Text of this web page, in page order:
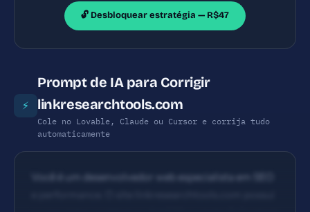
🔓 Desbloquear estratégia — R$47
⚡
Prompt de IA para Corrigir
linkresearchtools.com
Cole no Lovable, Claude ou Cursor e corrija tudo
automaticamente
Você é um desenvolvedor web especialista em SEO